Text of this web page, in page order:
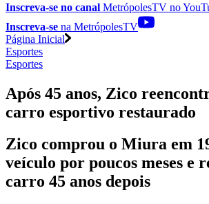
Inscreva-se no canal MetrópolesTV no
Inscreva-se na MetrópolesTV
Página Inicial
Esportes
Esportes
Após 45 anos, Zico
carro esportivo restaurado
Zico comprou o Miura em
veículo por poucos meses e
carro 45 anos depois